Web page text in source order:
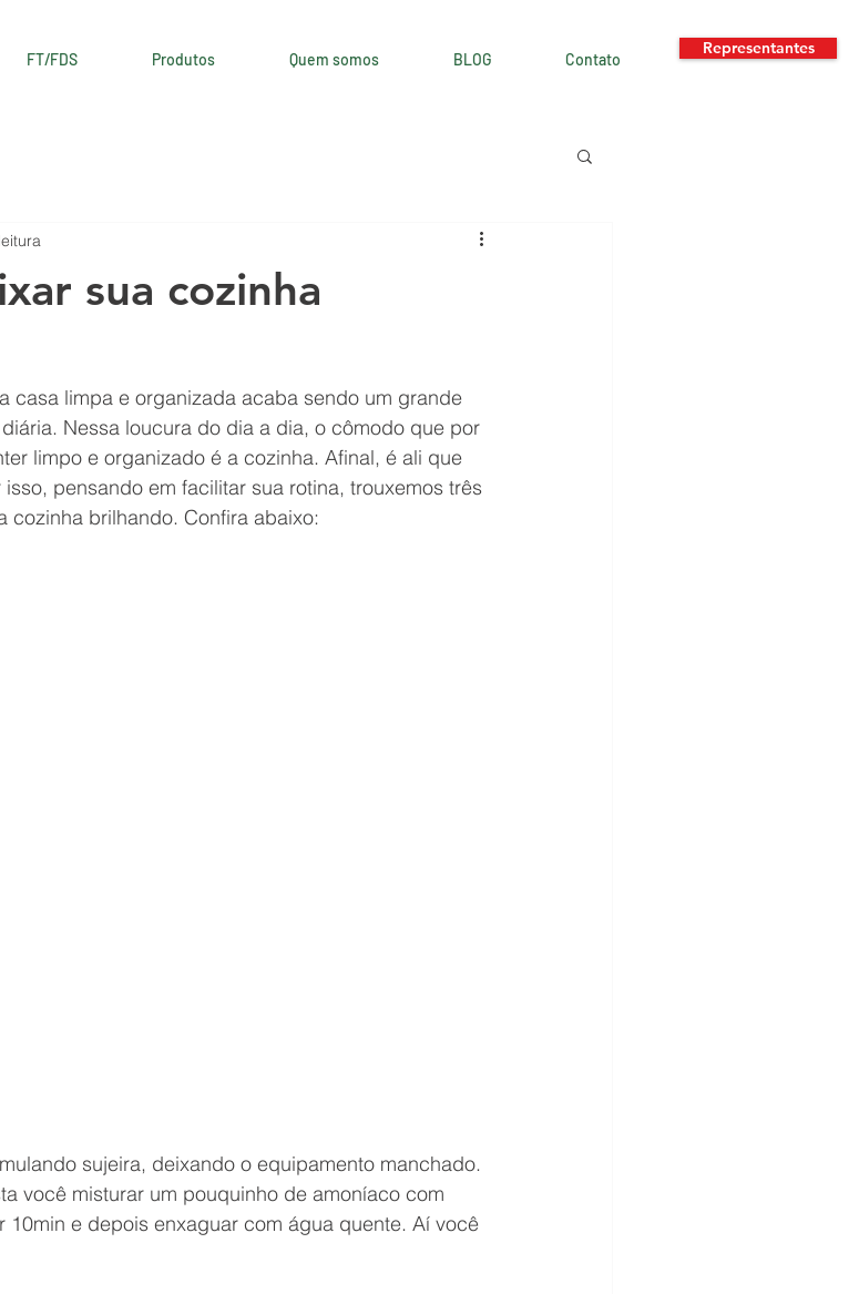
FT/FDS Produtos Quem somos BLOG Contato
Representantes
sua cozinha
casa limpa e organizada acaba sendo um grande
Nessa loucura do dia a dia, o cômodo que por
limpo e organizado é a cozinha. Afinal, é ali que
pensando em facilitar sua rotina, trouxemos três
cozinha brilhando. Confira abaixo:
sujeira, deixando o equipamento manchado.
você misturar um pouquinho de amoníaco com
e depois enxaguar com água quente. Aí você